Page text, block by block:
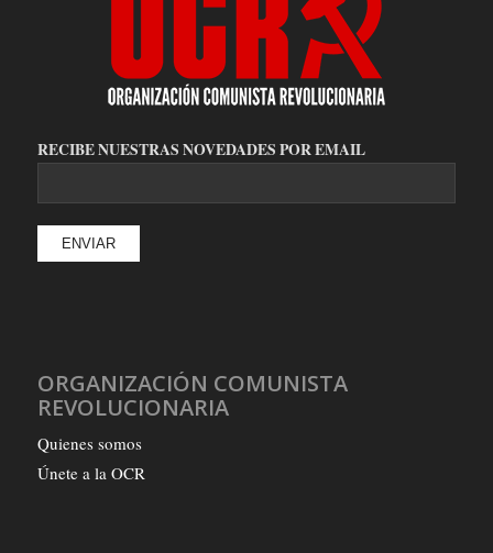
RECIBE NUESTRAS NOVEDADES POR EMAIL
ORGANIZACIÓN COMUNISTA
REVOLUCIONARIA
Quienes somos
Únete a la OCR